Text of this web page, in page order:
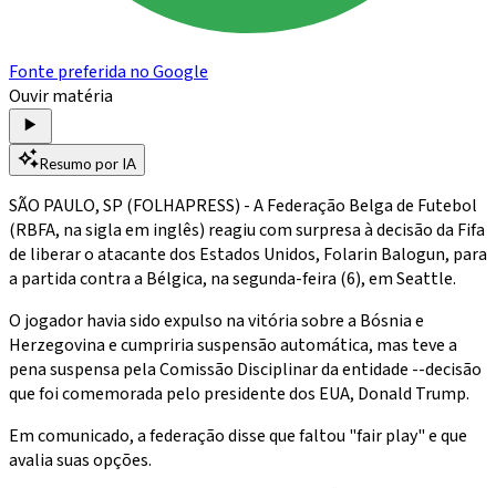
Fonte preferida no Google
Ouvir matéria
Resumo por IA
SÃO PAULO, SP (FOLHAPRESS) - A Federação Belga de Futebol
(RBFA, na sigla em inglês) reagiu com surpresa à decisão da Fifa
de liberar o atacante dos Estados Unidos, Folarin Balogun, para
a partida contra a Bélgica, na segunda-feira (6), em Seattle.
O jogador havia sido expulso na vitória sobre a Bósnia e
Herzegovina e cumpriria suspensão automática, mas teve a
pena suspensa pela Comissão Disciplinar da entidade --decisão
que foi comemorada pelo presidente dos EUA, Donald Trump.
Em comunicado, a federação disse que faltou "fair play" e que
avalia suas opções.